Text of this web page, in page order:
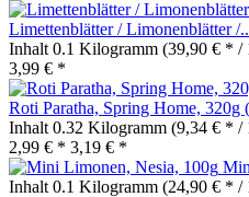
Limettenblätter / Limonenblätter /
Inhalt 0.1 Kilogramm (39,90 € * /
3,99 € *
Roti Paratha, Spring Home, 320g
Inhalt 0.32 Kilogramm (9,34 € * /
2,99 € * 3,19 € *
Inhalt 0.1 Kilogramm (24,90 € * /